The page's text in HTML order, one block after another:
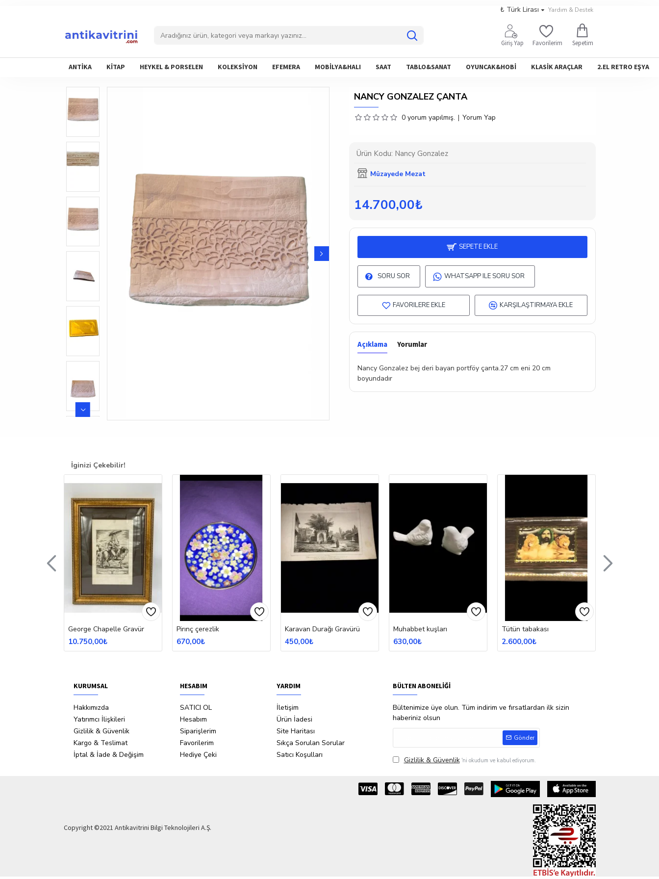
₺ Türk Lirası Yardım & Destek
Giriş Yap Favorilerim Sepetim
ANTİKA KİTAP HEYKEL & PORSELEN KOLEKSİYON EFEMERA MOBİLYA&HALI SAAT TABLO&SANAT OYUNCAK&HOBİ KLASİK ARAÇLAR 2.EL RETRO EŞYA
NANCY GONZALEZ ÇANTA
0 yorum yapılmış. | Yorum Yap
14.700,00₺
Ürün Kodu: Nancy Gonzalez
Müzayede Mezat
SEPETE EKLE
SORU SOR WHATSAPP ILE SORU SOR
FAVORILERE EKLE KARŞILAŞTIRMAYA EKLE
Açıklama Yorumlar
Nancy Gonzalez bej deri bayan portföy çanta.27 cm eni 20 cm
boyundadır
İginizi Çekebilir!
George Chapelle Gravür
10.750,00₺
Pirınç çerezlik
670,00₺
Karavan Durağı Gravürü
450,00₺
Muhabbet kuşları
630,00₺
Tütün tabakası
2.600,00₺
KURUMSAL
Hakkımızda
Yatırımcı İlişkileri
Gizlilik & Güvenlik
Kargo & Teslimat
İptal & İade & Değişim
HESABIM
SATICI OL
Hesabım
Siparişlerim
Favorilerim
Hediye Çeki
YARDIM
İletişim
Ürün İadesi
Site Haritası
Sıkça Sorulan Sorular
Satıcı Koşulları
BÜLTEN ABONELİĞİ
Bültenimize üye olun. Tüm indirim ve fırsatlardan ilk sizin
haberiniz olsun
Gönder
Gizlilik & Güvenlik 'ni okudum ve kabul ediyorum.
Copyright ©2021 Antikavitrini Bilgi Teknolojileri A.Ş.